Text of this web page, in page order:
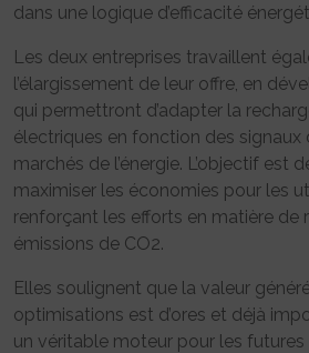
dans une logique d’efficacité
Les deux entreprises travaillent
l’élargissement de leur offre, en
qui permettront d’adapter la
électriques en fonction des signaux
marchés de l’énergie. L’objectif est
maximiser les économies pour les
renforçant les efforts en matière de
émissions de CO2.
Elles soulignent que la valeur
optimisations est d’ores et déjà
un véritable moteur pour les